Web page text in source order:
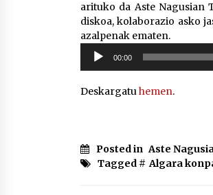
arituko da Aste Nagusian
diskoa, kolaborazio asko
azalpenak ematen.
Soinu
erreproduzigailua
00:00
Deskargatuhemen.
Posted in Aste
Tagged # Algara